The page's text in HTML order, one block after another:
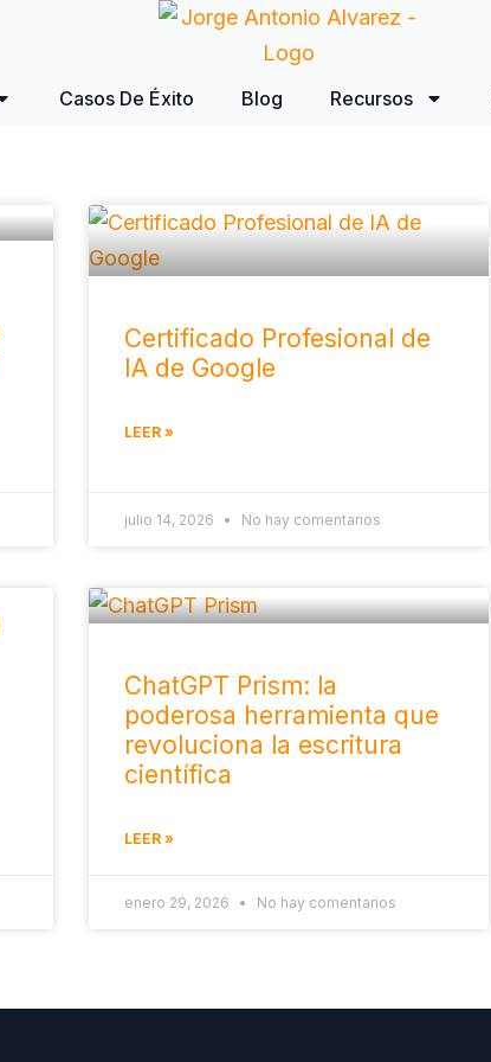
Casos De Éxito Blog Recursos
Certificado Profesional de
IA de Google
LEER »
julio 14, 2026 No hay comentarios
ChatGPT Prism: la
poderosa herramienta que
revoluciona la escritura
científica
LEER »
enero 29, 2026 No hay comentarios